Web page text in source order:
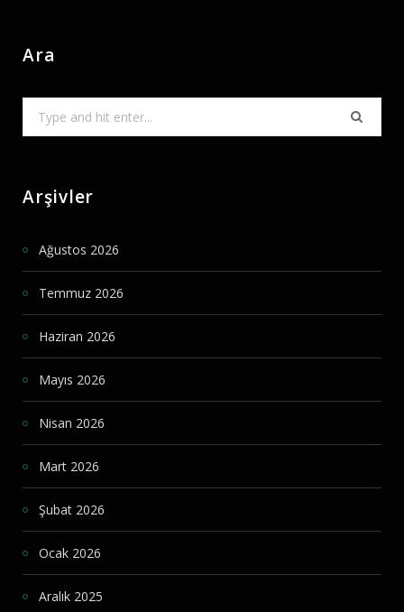
Ara
Arşivler
Ağustos 2026
Temmuz 2026
Haziran 2026
Mayıs 2026
Nisan 2026
Mart 2026
Şubat 2026
Ocak 2026
Aralık 2025